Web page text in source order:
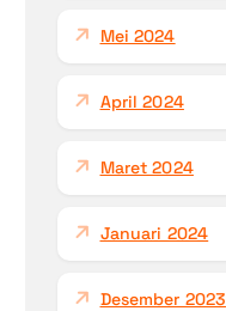
Mei 2024
April 2024
Maret 2024
Januari 2024
Desember 2023